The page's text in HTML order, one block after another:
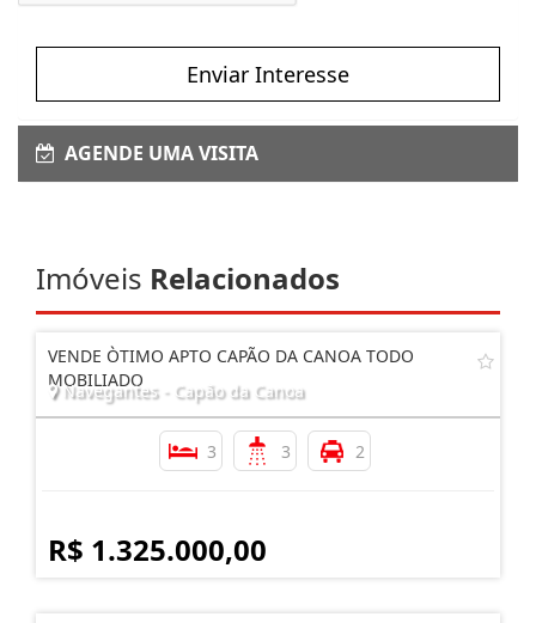
Enviar Interesse
AGENDE UMA VISITA
Imóveis Relacionados
VENDE ÒTIMO APTO CAPÃO DA CANOA TODO
MOBILIADO
Navegantes - Capão da Canoa
3 3 2
R$ 1.325.000,00